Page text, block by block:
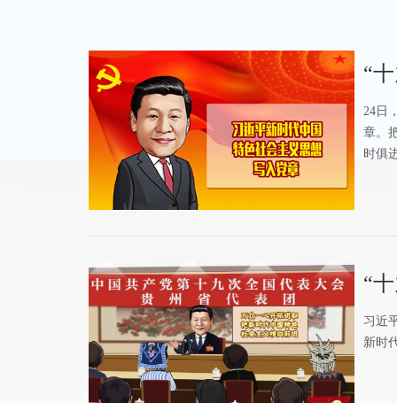
“
24日
章。
时俱
“
习近
新时